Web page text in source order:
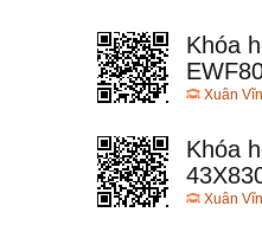
Khóa
Xuân
Khóa
Xuân